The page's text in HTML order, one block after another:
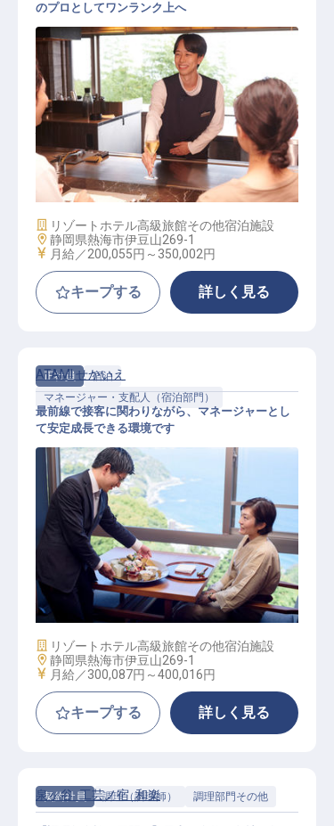
バトラー（家電完備の寮あり／深夜
勤務なし／月9日休／UIJターン歓迎
）
のプロとしてワンランク上へ
施設業態
リゾートホテル高級旅館その他宿泊施設
勤務地
静岡県熱海市伊豆山269-1
給与
月給／200,055円～ 350,002円
キープする 詳しく見る
正社員
宿泊
マネージャー・支配人（宿泊部門）
マネージャー候補（月9日休み／月
給30万円～／家電完備の寮あり）
ATAMI せかいえ
最前線で接客に関わりながら、マネージャーとし
て安定成長できる環境です
施設業態
リゾートホテル高級旅館その他宿泊施設
勤務地
静岡県熱海市伊豆山269-1
給与
月給／300,087円～400,016円
キープする 詳しく見る
契約社員 調理（調理師） 調理部門その他
泉ヶ谷 工芸ノ宿 和楽